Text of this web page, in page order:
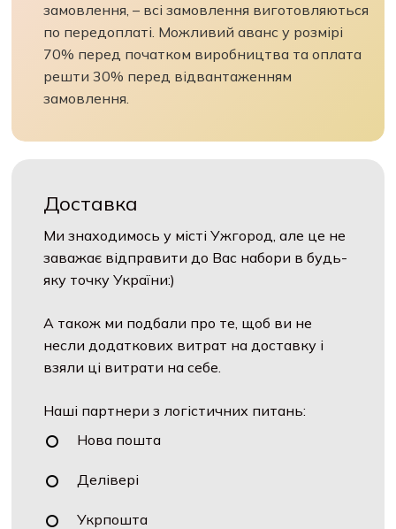
замовлення, – всі замовлення виготовляються
по передоплаті. Можливий аванс у розмірі
70% перед початком виробництва та оплата
решти 30% перед відвантаженням
замовлення.
Доставка
Ми знаходимось у місті Ужгород, але це не
заважає відправити до Вас набори в будь-
яку точку України:)
А також ми подбали про те, щоб ви не
несли додаткових витрат на доставку і
взяли ці витрати на себе.
Наші партнери з логістичних питань:
Нова пошта
Делівері
Укрпошта